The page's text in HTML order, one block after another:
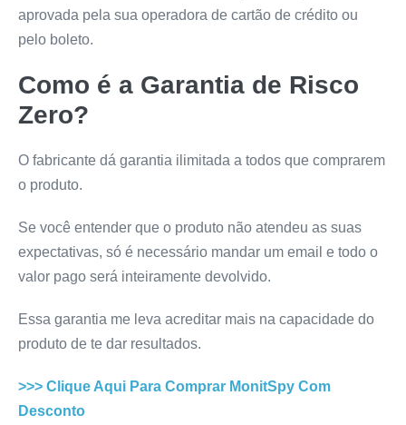
aprovada pela sua operadora de cartão de crédito ou
pelo boleto.
Como é a Garantia de Risco
Zero?
O fabricante dá garantia ilimitada a todos que comprarem
o produto.
Se você entender que o produto não atendeu as suas
expectativas, só é necessário mandar um email e todo o
valor pago será inteiramente devolvido.
Essa garantia me leva acreditar mais na capacidade do
produto de te dar resultados.
>>> Clique Aqui Para Comprar MonitSpy Com
Desconto